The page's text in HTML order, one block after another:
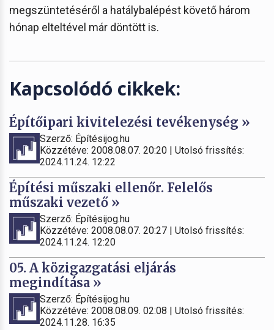
megszüntetéséről a hatálybalépést követő három
hónap elteltével már döntött is.
Kapcsolódó cikkek:
Építőipari kivitelezési tevékenység »
Szerző: Építésijog.hu
Közzétéve: 2008.08.07. 20:20 | Utolsó frissítés:
2024.11.24. 12:22
Építési műszaki ellenőr. Felelős
műszaki vezető »
Szerző: Építésijog.hu
Közzétéve: 2008.08.07. 20:27 | Utolsó frissítés:
2024.11.24. 12:20
05. A közigazgatási eljárás
megindítása »
Szerző: Építésijog.hu
Közzétéve: 2008.08.09. 02:08 | Utolsó frissítés:
2024.11.28. 16:35